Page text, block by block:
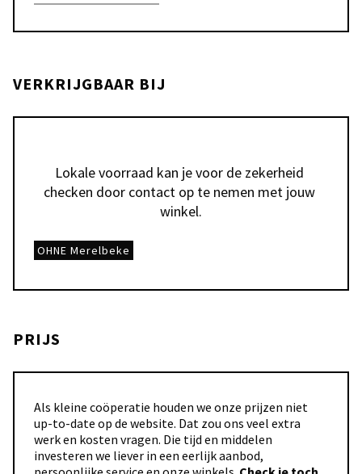
VERKRIJGBAAR BIJ
Lokale voorraad kan je voor de zekerheid
checken door contact op te nemen met jouw
winkel.
OHNE Merelbeke
PRIJS
Als kleine coöperatie houden we onze prijzen niet
up-to-date op de website. Dat zou ons veel extra
werk en kosten vragen. Die tijd en middelen
investeren we liever in een eerlijk aanbod,